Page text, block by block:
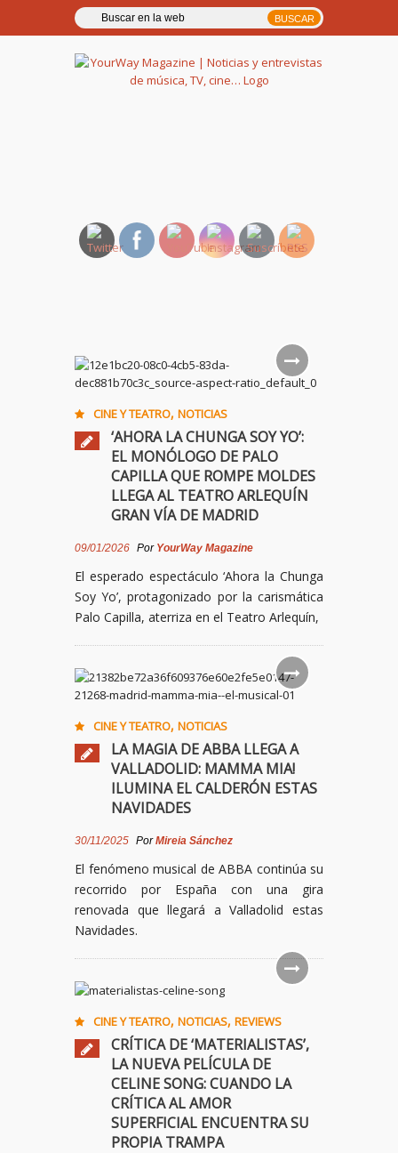
CINE Y TEATRO, NOTICIAS
‘AHORA LA CHUNGA SOY YO’:
EL MONÓLOGO DE PALO
CAPILLA QUE ROMPE MOLDES
LLEGA AL TEATRO ARLEQUÍN
GRAN VÍA DE MADRID
09/01/2026 Por YourWay Magazine
El esperado espectáculo ‘Ahora la Chunga
Soy Yo’, protagonizado por la carismática
Palo Capilla, aterriza en el Teatro Arlequín,
CINE Y TEATRO, NOTICIAS
LA MAGIA DE ABBA LLEGA A
VALLADOLID: MAMMA MIA!
ILUMINA EL CALDERÓN ESTAS
NAVIDADES
30/11/2025 PorMireia Sánchez
El fenómeno musical de ABBA continúa su
recorrido por España con una gira
renovada que llegará a Valladolid estas
Navidades.
CINE Y TEATRO, NOTICIAS, REVIEWS
CRÍTICA DE ‘MATERIALISTAS’,
LA NUEVA PELÍCULA DE
CELINE SONG: CUANDO LA
CRÍTICA AL AMOR
SUPERFICIAL ENCUENTRA SU
PROPIA TRAMPA